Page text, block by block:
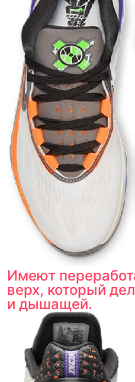
Товар сертифицирован и
Проверяем на оригинальность
по 16 параметрам.
Если придёт подделка —
в трёхкратном размере.
Как мы провеяем товары
Имеют
верх, который
и дышащей.